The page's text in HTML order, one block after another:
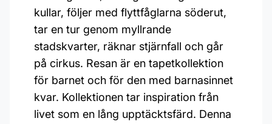
kullar, följer med flyttfåglarna söderut,
tar en tur genom myllrande
stadskvarter, räknar stjärnfall och går
på cirkus. Resan är en tapetkollektion
för barnet och för den med barnasinnet
kvar. Kollektionen tar inspiration från
livet som en lång upptäcktsfärd. Denna